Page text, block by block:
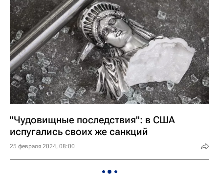
"Чудовищные последствия": в США
испугались своих же санкций
25 февраля 2024, 08:00